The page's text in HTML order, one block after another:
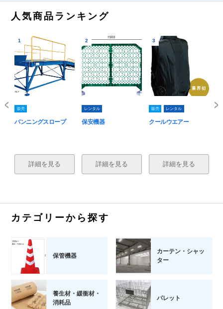
人気商品ランキング
1
販売
バンニングスロープ
詳細を見る
2
レンタル
保安機器
詳細を見る
3
販売 レンタル
クールウエアー
詳細を見る
カテゴリーから探す
保管機器
カーテン・シャッ
ター
養生材・緩衝材・
消耗品
パレット